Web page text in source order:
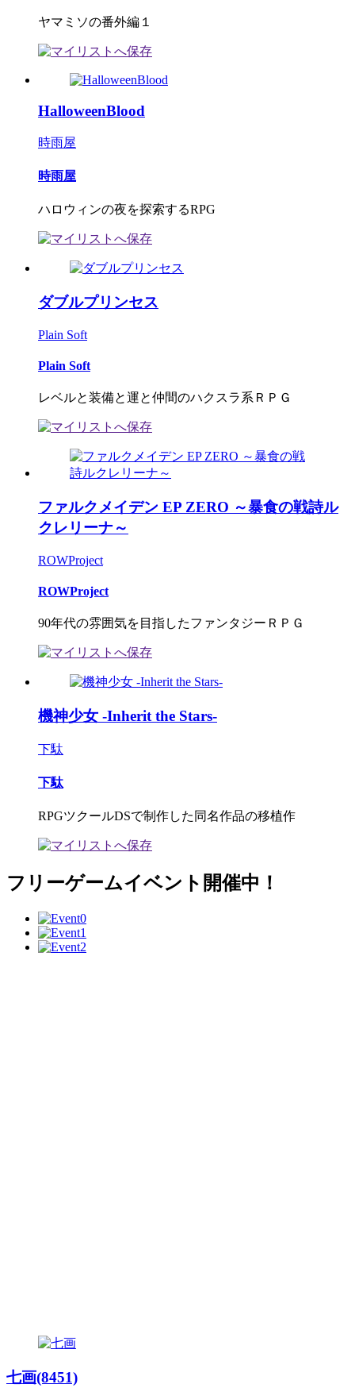
ヤマミソの番外編１
HalloweenBlood
時雨屋
時雨屋
ハロウィンの夜を探索するRPG
ダブルプリンセス
Plain Soft
Plain Soft
レベルと装備と運と仲間のハクスラ系ＲＰＧ
ファルクメイデン EP ZERO ～暴食の戦詩ル
クレリーナ～
ROWProject
ROWProject
90年代の雰囲気を目指したファンタジーＲＰＧ
機神少女 -Inherit the Stars-
下駄
下駄
RPGツクールDSで制作した同名作品の移植作
フリーゲームイベント開催中！
七画(8451)